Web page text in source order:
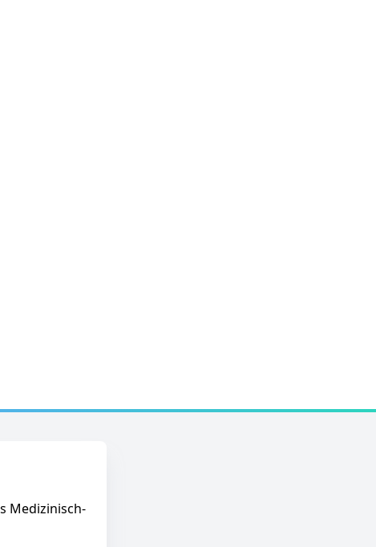
Medizinisch-